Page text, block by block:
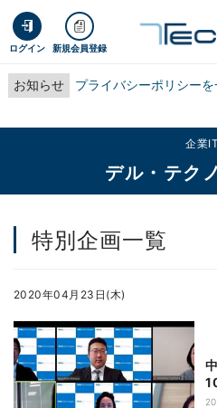
ログイン 新規会員登録
お知らせ プライバシーポリシー
企業IT
デル・テク
特別企画一覧
2020年04月23日(木)